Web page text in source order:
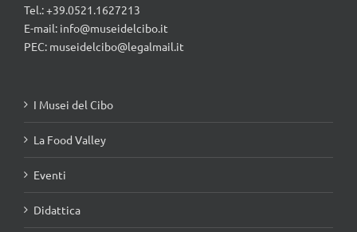
Tel.: +39.0521.1627213
E-mail: info@museidelcibo.it
PEC: museidelcibo@legalmail.it
I Musei del Cibo
La Food Valley
Eventi
Didattica